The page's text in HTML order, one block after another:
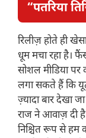
“पतरिया
रिलीज़ होते ही
धूम मचा रहा है।
सोशल मीडिया पर
लगा सकते हैं कि
ज़्यादा बार देखा
राज ने आवाज़ दी
निश्चित रूप से हम